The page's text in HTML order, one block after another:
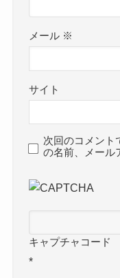
メール ※
サイト
次回のコメント
の名前、メール
キャプチャコード
*